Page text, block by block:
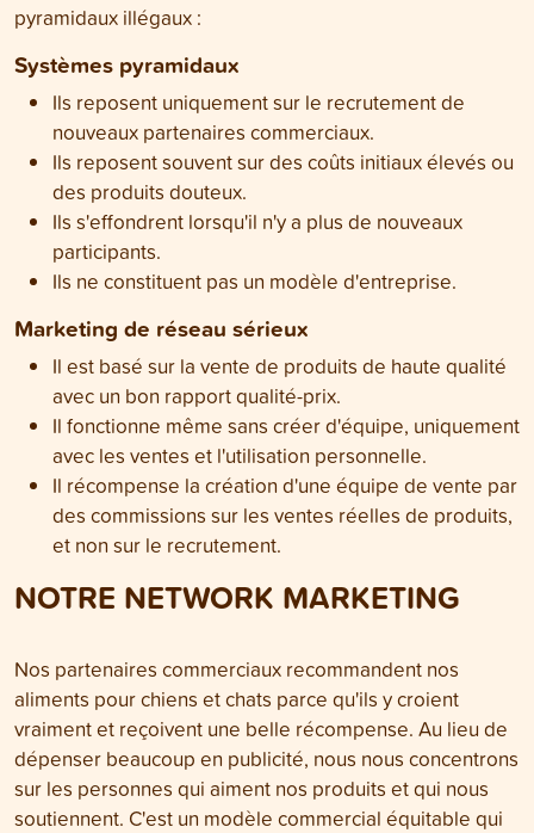
pyramidaux illégaux :
Systèmes pyramidaux
Ils reposent uniquement sur le recrutement de
nouveaux partenaires commerciaux.
Ils reposent souvent sur des coûts initiaux élevés ou
des produits douteux.
Ils s'effondrent lorsqu'il n'y a plus de nouveaux
participants.
Ils ne constituent pas un modèle d'entreprise.
Marketing de réseau sérieux
Il est basé sur la vente de produits de haute qualité
avec un bon rapport qualité-prix.
Il fonctionne même sans créer d'équipe, uniquement
avec les ventes et l'utilisation personnelle.
Il récompense la création d'une équipe de vente par
des commissions sur les ventes réelles de produits,
et non sur le recrutement.
NOTRE NETWORK MARKETING
Nos partenaires commerciaux recommandent nos
aliments pour chiens et chats parce qu'ils y croient
vraiment et reçoivent une belle récompense. Au lieu de
dépenser beaucoup en publicité, nous nous concentrons
sur les personnes qui aiment nos produits et qui nous
soutiennent. C'est un modèle commercial équitable qui